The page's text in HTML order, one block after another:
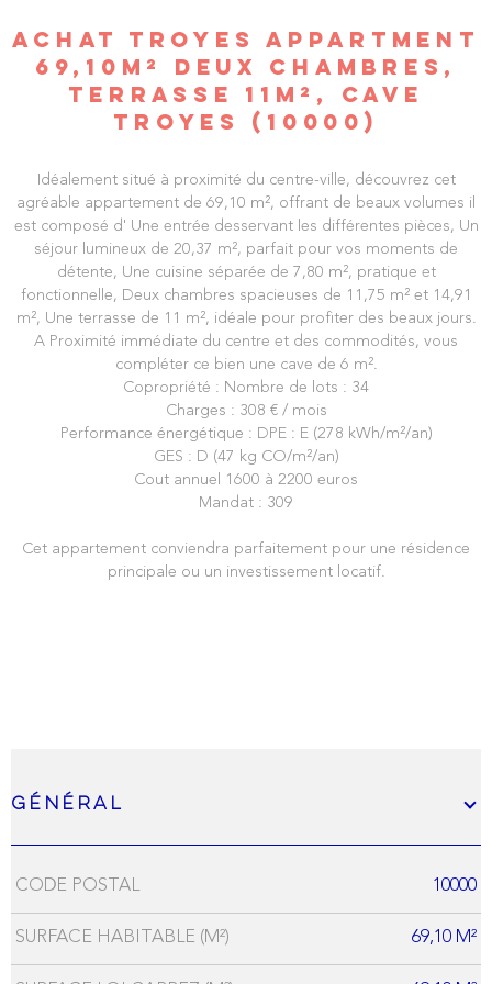
ACHAT TROYES APPARTMENT
69,10M² DEUX CHAMBRES,
TERRASSE 11M², CAVE
TROYES (10000)
Idéalement situé à proximité du centre-ville, découvrez cet
agréable appartement de 69,10 m², offrant de beaux volumes il
est composé d' Une entrée desservant les différentes pièces, Un
séjour lumineux de 20,37 m², parfait pour vos moments de
détente, Une cuisine séparée de 7,80 m², pratique et
fonctionnelle, Deux chambres spacieuses de 11,75 m² et 14,91
m², Une terrasse de 11 m², idéale pour profiter des beaux jours.
A Proximité immédiate du centre et des commodités, vous
compléter ce bien une cave de 6 m².
Copropriété : Nombre de lots : 34
Charges : 308 € / mois
Performance énergétique : DPE : E (278 kWh/m²/an)
GES : D (47 kg CO/m²/an)
Cout annuel 1600 à 2200 euros
Mandat : 309
Cet appartement conviendra parfaitement pour une résidence
principale ou un investissement locatif.
Général
Caractérisque Valeurs
CODE POSTAL 10000
SURFACE HABITABLE (M²) 69,10 M²